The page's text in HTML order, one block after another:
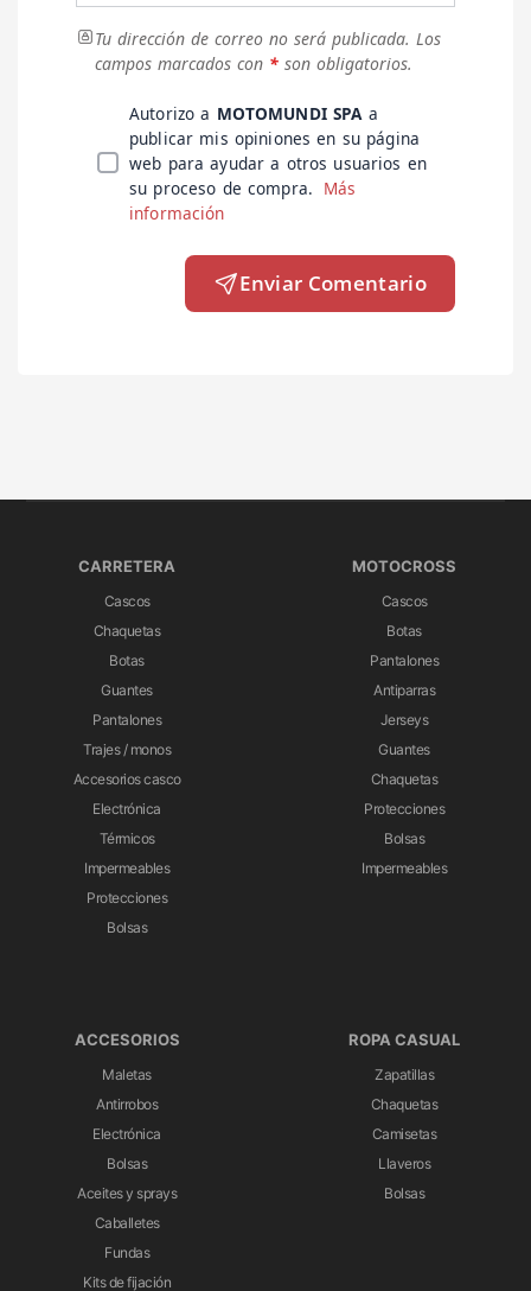
Tu dirección de correo no será publicada. Los
campos marcados con * son obligatorios.
Autorizo a MOTOMUNDI SPAa
publicar mis opiniones en su página
web para ayudar a otros usuarios en
su proceso de compra. Más
información
Enviar Comentario
CARRETERA
Cascos
Chaquetas
Botas
Guantes
Pantalones
Trajes / monos
Accesorios casco
Electrónica
Térmicos
Impermeables
Protecciones
Bolsas
MOTOCROSS
Cascos
Botas
Pantalones
Antiparras
Jerseys
Guantes
Chaquetas
Protecciones
Bolsas
Impermeables
ACCESORIOS
Maletas
Antirrobos
Electrónica
Bolsas
Aceites y sprays
Caballetes
Fundas
Kits de fijación
ROPA CASUAL
Zapatillas
Chaquetas
Camisetas
Llaveros
Bolsas